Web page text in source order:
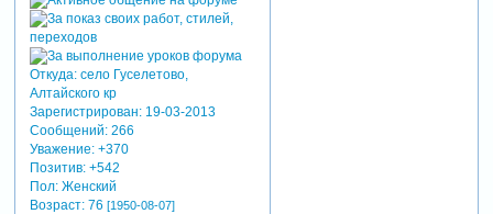
Откуда:село Гуселетово,
Алтайского кр
Зарегистрирован: 19-03-2013
Сообщений:266
Уважение: +370
Позитив: +542
Пол:Женский
Возраст:76 [1950-08-07]